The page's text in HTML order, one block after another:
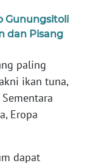
Gunungsitoli
dan Pisang
paling
ikan tuna,
Eropa
dapat